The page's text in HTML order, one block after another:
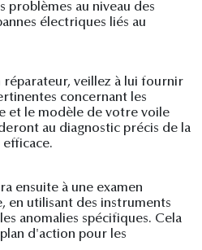
problèmes au niveau des
électriques liés au
réparateur, veillez à lui fournir
concernant les
et le modèle de votre voile
au diagnostic précis de la
efficace.
ensuite à une examen
en utilisant des instruments
anomalies spécifiques. Cela
d'action pour les